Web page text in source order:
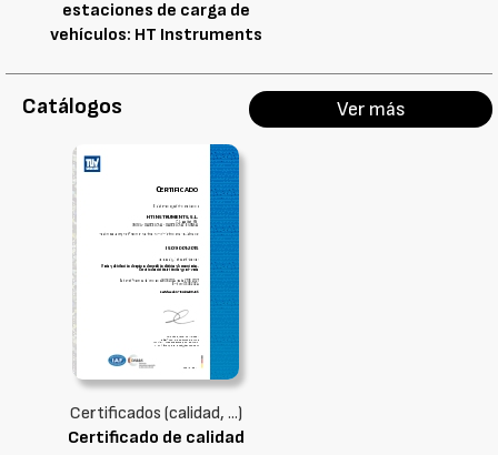
estaciones de carga de
vehículos: HT Instruments
Catálogos Ver más
Certificados (calidad, ...)
Certificado de calidad